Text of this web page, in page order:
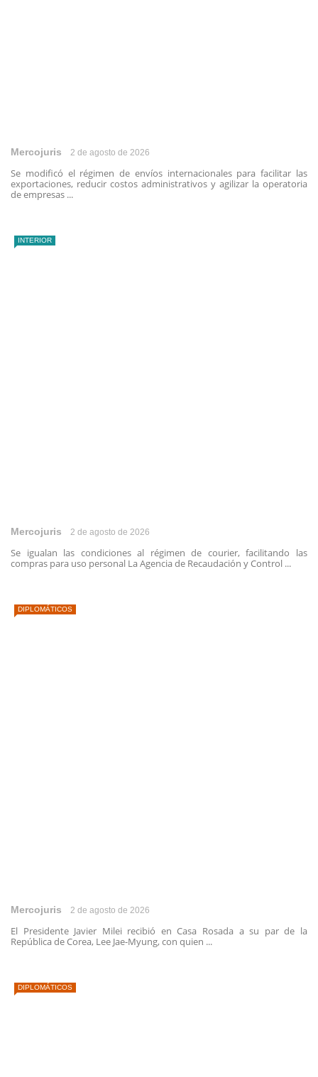
Mercojuris 2 de agosto de 2026
Se modificó el régimen de envíos internacionales para facilitar las
exportaciones, reducir costos administrativos y agilizar la operatoria
de empresas ...
INTERIOR
Mercojuris 2 de agosto de 2026
Se igualan las condiciones al régimen de courier, facilitando las
compras para uso personal La Agencia de Recaudación y Control ...
DIPLOMÁTICOS
Mercojuris 2 de agosto de 2026
El Presidente Javier Milei recibió en Casa Rosada a su par de la
República de Corea, Lee Jae-Myung, con quien ...
DIPLOMÁTICOS